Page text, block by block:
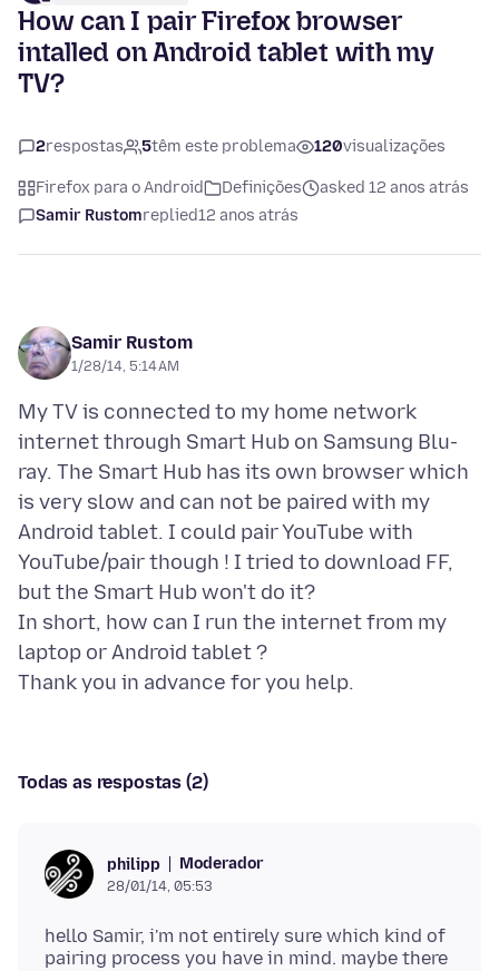
How can I pair Firefox browser
intalled on Android tablet with my
TV?
2respostas 5têm este problema 120visualizações
Firefox para o Android Definições
asked 12 anos atrás
Samir Rustomreplied12 anos atrás
Samir Rustom
1/28/14, 5:14 AM
My TV is connected to my home network
internet through Smart Hub on Samsung Blu-
ray. The Smart Hub has its own browser which
is very slow and can not be paired with my
Android tablet. I could pair YouTube with
YouTube/pair though ! I tried to download FF,
but the Smart Hub won't do it?
In short, how can I run the internet from my
laptop or Android tablet ?
Todas as respostas (2)
philipp Moderador
28/01/14, 05:53
hello Samir, i'm not entirely sure which kind of
pairing process you have in mind. maybe there